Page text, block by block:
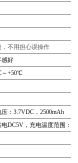
不用担心误操作
感好
～+50℃
：3.7VDC，2500mAh
电DC5V，充电温度范围：